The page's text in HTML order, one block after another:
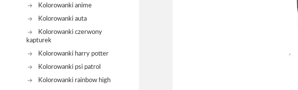
Kolorowanki anime
Kolorowanki auta
Kolorowanki czerwony
kapturek
Kolorowanki harry potter
Kolorowanki psi patrol
Kolorowanki rainbow high